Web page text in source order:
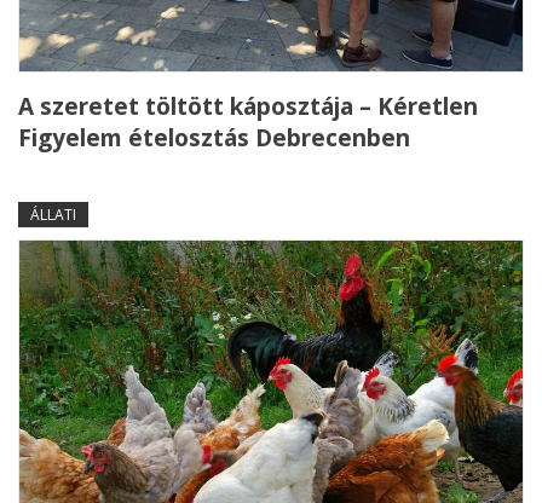
A szeretet töltött káposztája – Kéretlen
Figyelem ételosztás Debrecenben
ÁLLATI